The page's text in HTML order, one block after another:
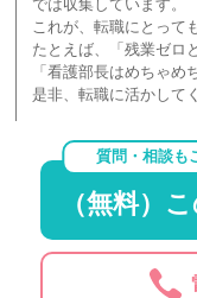
では収集しています。
これが、転職にとって
たとえば、「残業ゼロ
「看護部長はめちゃめ
是非、転職に活かして
質問・相談も
（無料）